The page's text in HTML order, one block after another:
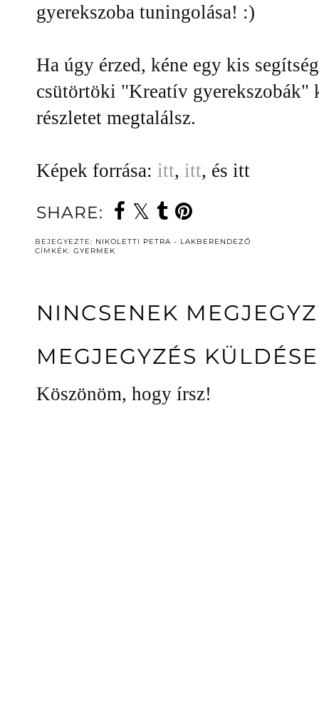
gyerekszoba tuningolása! :)
Ha úgy érzed, kéne egy kis
csütörtöki "Kreatív gyerekszobák"
részletet megtalálsz.
Képek forrása: itt, itt, és itt
SHARE:
BEJEGYEZTE: NIKOLETTI PETRA - LAKBERENDEZŐ
CÍMKÉK: GYERMEK
NINCSENEK
MEGJEGYZÉS KÜLDÉSE
Köszönöm, hogy írsz!